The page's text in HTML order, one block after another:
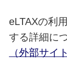
eLTAXの利
する詳細に
（外部サイト